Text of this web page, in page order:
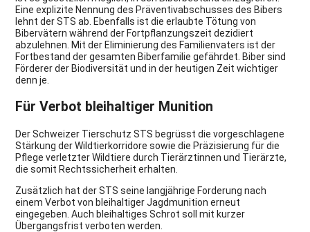
Eine explizite Nennung des Präventivabschusses des Bibers
lehnt der STS ab. Ebenfalls ist die erlaubte Tötung von
Bibervätern während der Fortpflanzungszeit dezidiert
abzulehnen. Mit der Eliminierung des Familienvaters ist der
Fortbestand der gesamten Biberfamilie gefährdet. Biber sind
Förderer der Biodiversität und in der heutigen Zeit wichtiger
denn je.
Für Verbot bleihaltiger Munition
Der Schweizer Tierschutz STS begrüsst die vorgeschlagene
Stärkung der Wildtierkorridore sowie die Präzisierung für die
Pflege verletzter Wildtiere durch Tierärztinnen und Tierärzte,
die somit Rechtssicherheit erhalten.
Zusätzlich hat der STS seine langjährige Forderung nach
einem Verbot von bleihaltiger Jagdmunition erneut
eingegeben. Auch bleihaltiges Schrot soll mit kurzer
Übergangsfrist verboten werden.